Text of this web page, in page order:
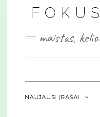
maistas,
NAUJAUSI ĮRAŠAI